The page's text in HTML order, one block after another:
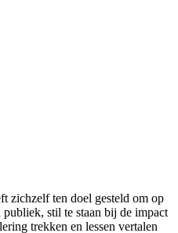
zichzelf ten doel gesteld om op
publiek, stil te staan bij de impact
trekken en lessen vertalen